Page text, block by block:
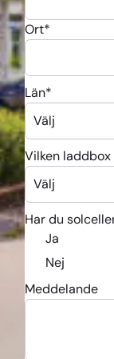
Ort*
Län*
Vilken
Har du
Ja
Nej
Meddelande